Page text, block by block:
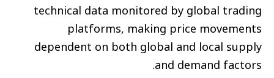
technical data monitored by global trading
platforms, making price movements
dependent on both global and local supply
and demand factors.